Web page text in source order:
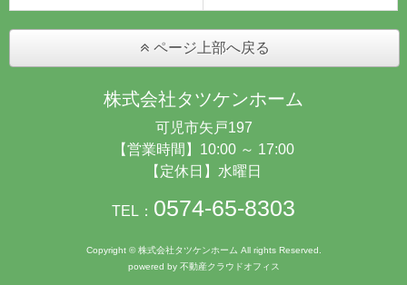
ページ上部へ戻る
株式会社タツケンホーム
可児市矢戸197
【営業時間】10:00 ～ 17:00
【定休日】水曜日
TEL： 0574-65-8303
Copyright © 株式会社タツケンホーム All rights Reserved.
powered by 不動産クラウドオフィス